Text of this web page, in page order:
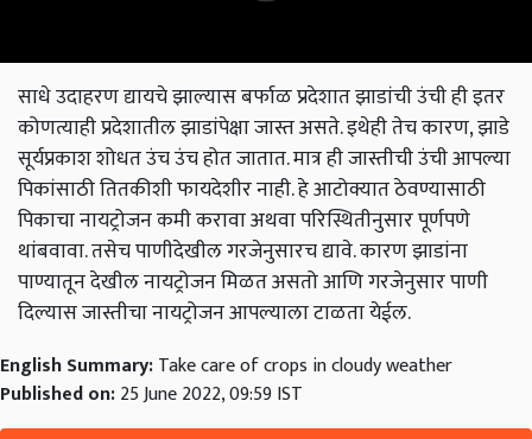
साधे उदाहरण द्यायचे झाल्यास बर्फाळ प्रदेशात झाडांची उंची ही इतर
कोणत्याही प्रदेशातील झाडांपेक्षा जास्त असते. इथेही तेच कारण, झाडे
सूर्यप्रकाश शोधत उंच उंच होत जातात. मात्र ही जास्तीची उंची आपल्या
पिकांसाठी तितकीशी फायदेशीर नाही. हे आटोक्यात ठेवण्यासाठी
पिकाचा नायट्रोजन कमी करावा अथवा परिस्थितीनुसार पूर्णपणे
थांबवावा. तसेच पाणीदेखील गरजेनुसारच द्यावे. कारण झाडांना
पाण्यातून देखील नायट्रोजन मिळत असतो आणि गरजेनुसार पाणी
दिल्यास जास्तीचा नायट्रोजन आपल्याला टाळता येईल.
English Summary:Take care of crops in cloudy weather
Published on:25 June 2022, 09:59 IST